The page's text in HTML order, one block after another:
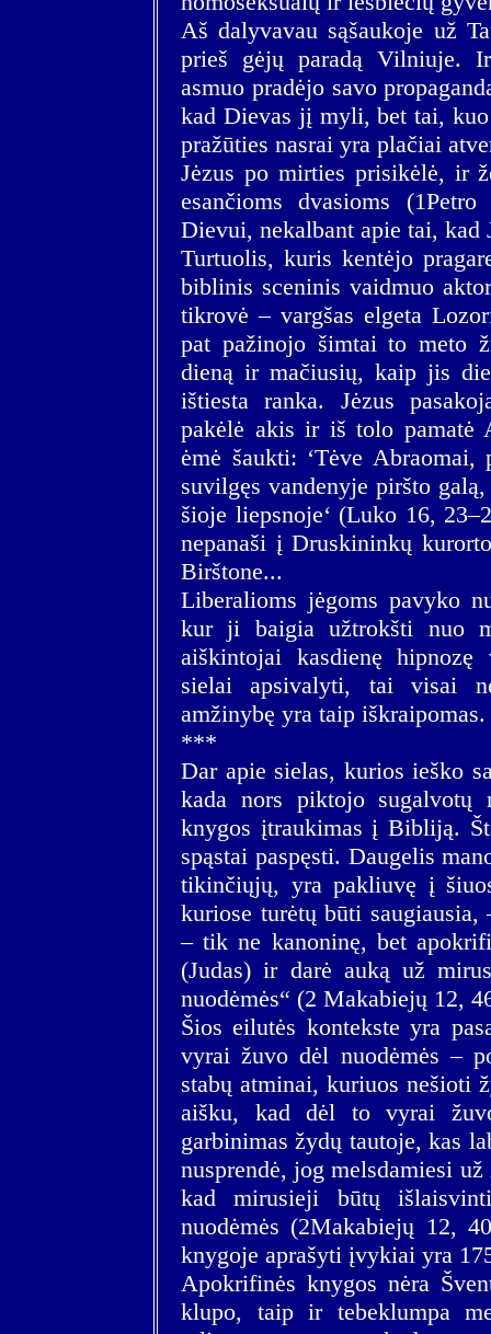
Aš dalyvavau sąšaukoje už
prieš gėjų paradą Vilniuje.
asmuo pradėjo savo
kad Dievas jį myli, bet tai,
pražūties nasrai yra plačiai
Jėzus po mirties prisikėlė, ir
esančioms dvasioms
Dievui, nekalbant apie tai, kad
Turtuolis, kuris kentėjo
biblinis sceninis vaidmuo
tikrovė – vargšas elgeta
pat pažinojo šimtai to meto
dieną ir mačiusių, kaip jis
ištiesta ranka. Jėzus
pakėlė akis ir iš tolo pamatė
ėmė šaukti: ‘Tėve
suvilgęs vandenyje piršto
šioje liepsnoje‘ (Luko 16,
nepanaši į Druskininkų
Birštone...
Liberalioms jėgoms pavyko
kur ji baigia užtrokšti nuo
aiškintojai kasdienę hipnozę
sielai apsivalyti, tai visai
amžinybę yra taip iškraipomas.
***
Dar apie sielas, kurios ieško
kada nors piktojo sugalvotų
knygos įtraukimas į Bibliją.
spąstai paspęsti. Daugelis
tikinčiųjų, yra pakliuvę į
kuriose turėtų būti saugiausia,
– tik ne kanoninę, bet
(Judas) ir darė auką už
nuodėmės“ (2 Makabiejų 12,
Šios eilutės kontekste yra
vyrai žuvo dėl nuodėmės –
stabų atminai, kuriuos nešioti
aišku, kad dėl to vyrai
garbinimas žydų tautoje, kas
nusprendė, jog melsdamiesi
kad mirusieji būtų
nuodėmės (2Makabiejų 12,
knygoje aprašyti įvykiai yra
Apokrifinės knygos nėra
klupo, taip ir tebeklumpa